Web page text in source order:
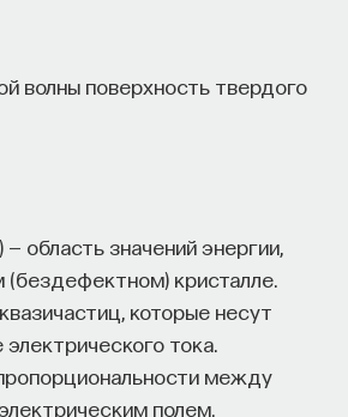
волны поверхность твердого
область значений энергии,
кристалле.
которые несут
тока.
между
полем.